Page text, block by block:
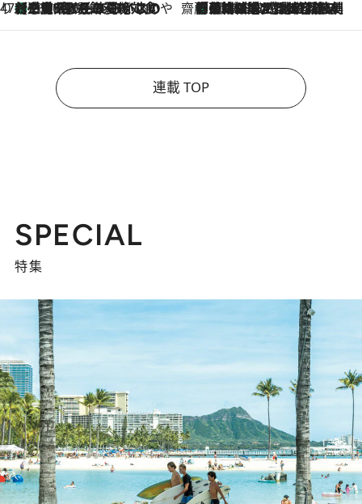
47都道府県の手みやげ ひんやりスイーツで夏を満喫
2026.8.6
【三重県】この夏絶対食べたい 冷やしておいしいおやつ3選 お餅×アイスの新感覚スイーツ 齋藤 薫 美容脳ルネサンス
2026.8.6
「荷物が増えるほど旅ストレスは増す」美容ジャーナリストがたどり着いた最終結論。“化粧品を劇的に減らす”感動の凝縮美容とは
連載 TOP
SPECIAL
特集